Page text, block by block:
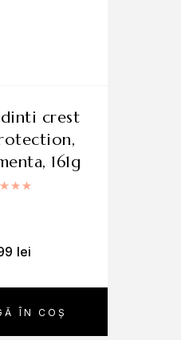
ÎN COȘ
161g
Evaluat la
lei